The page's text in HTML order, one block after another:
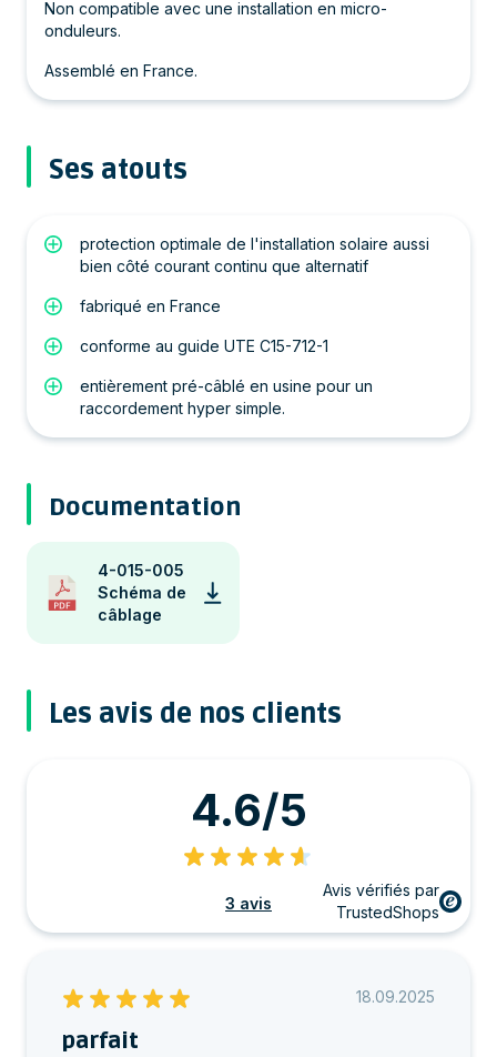
Non compatible avec une installation en micro-
onduleurs.
Assemblé en France.
Ses atouts
protection optimale de l'installation solaire aussi
bien côté courant continu que alternatif
fabriqué en France
conforme au guide UTE C15-712-1
entièrement pré-câblé en usine pour un
raccordement hyper simple.
Documentation
4-015-005
Schéma de
câblage
Les avis de nos clients
4.6/5
3 avis
Avis vérifiés par
TrustedShops
18.09.2025
parfait